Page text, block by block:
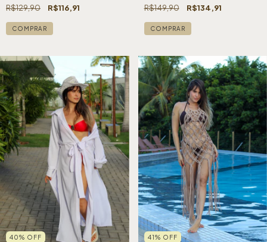
R$129,90 R$116,91
COMPRAR
R$149,90 R$134,91
COMPRAR
40% OFF 41% OFF